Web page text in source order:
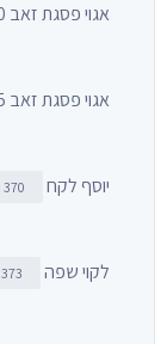
אגוי פסגת זאב 40
אגוי פסגת זאב 5
יוסף לקח 370 מטר
לקוי שפה 373 מטר